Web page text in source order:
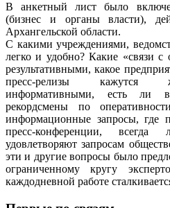
В анкетный лист было
(бизнес и органы власти),
Архангельской области.
С какими учреждениями,
легко и удобно? Какие «связи с
результативными, какое
пресс-релизы кажутся
информативными, есть ли в
рекордсмены по
информационные запросы, где
пресс-конференции,
удовлетворяют запросам
эти и другие вопросы было
ограниченному кругу
каждодневной работе